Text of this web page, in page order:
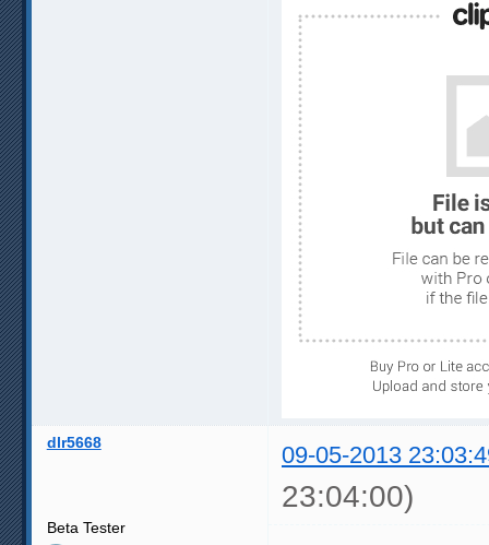
dlr5668 09-05-2013
23:04:00)
Beta Tester